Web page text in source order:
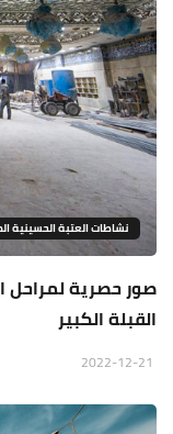
نشاطات العتبة الحسينية
صور حصرية لمراحل
القبلة الكبير